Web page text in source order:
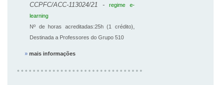
CCPFC/ACC-113024/21 -regime e-
learning
Nº de horas acreditadas:25h (1 crédito),
Destinada a Professores do Grupo 510
» mais informações